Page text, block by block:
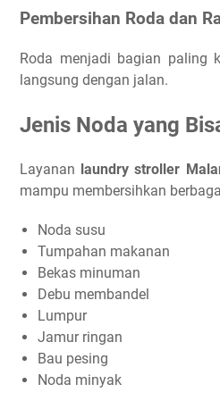
Pembersihan Roda dan
Roda menjadi bagian paling
langsung dengan jalan.
Jenis Noda yang
Layanan laundry stroller
mampu membersihkan
Noda susu
Tumpahan makanan
Bekas minuman
Debu membandel
Lumpur
Jamur ringan
Bau pesing
Noda minyak